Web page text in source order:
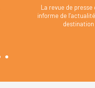
La revue de presse
informe de
destination